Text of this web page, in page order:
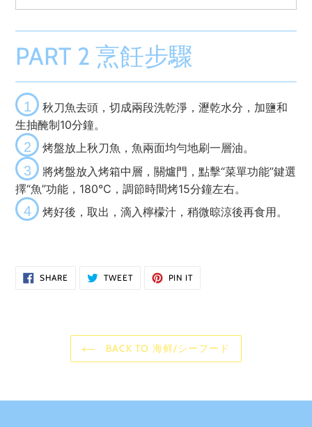
PART 2 烹飪步驟
1
秋刀魚去頭，切成兩段洗乾淨，瀝乾水分，加鹽和
生抽醃制10分鐘。
2 烤盤放上秋刀魚，魚兩面均勻地刷一層油。
3
將烤盤放入烤箱中層，關爐門，點擊“菜單功能”鍵選
擇“魚”功能，180℃，調節時間烤15分鐘左右。
4 烤好後，取出，滴入檸檬汁，稍微晾涼後再食用。
SHARE SHARE
ON
TWEETTWEET
PIN ITPIN
BACK TO 海鲜/シーフード